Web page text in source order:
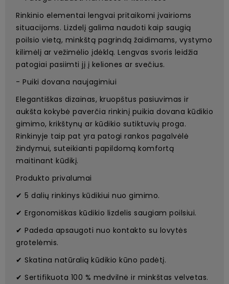
Rinkinio elementai lengvai pritaikomi įvairioms
situacijoms. Lizdelį galima naudoti kaip saugią
poilsio vietą, minkštą pagrindą žaidimams, vystymo
kilimėlį ar vežimėlio įdėklą. Lengvas svoris leidžia
patogiai pasiimti jį į keliones ar svečius.
- Puiki dovana naujagimiui
Elegantiškas dizainas, kruopštus pasiuvimas ir
aukšta kokybė paverčia rinkinį puikia dovana kūdikio
gimimo, krikštynų ar kūdikio sutiktuvių proga.
Rinkinyje taip pat yra patogi rankos pagalvėlė
žindymui, suteikianti papildomą komfortą
maitinant kūdikį.
Produkto privalumai
✔ 5 dalių rinkinys kūdikiui nuo gimimo.
✔ Ergonomiškas kūdikio lizdelis saugiam poilsiui.
✔ Padeda apsaugoti nuo kontakto su lovytės
grotelėmis.
✔ Skatina natūralią kūdikio kūno padėtį.
✔ Sertifikuota 100 % medvilnė ir minkštas velvetas.